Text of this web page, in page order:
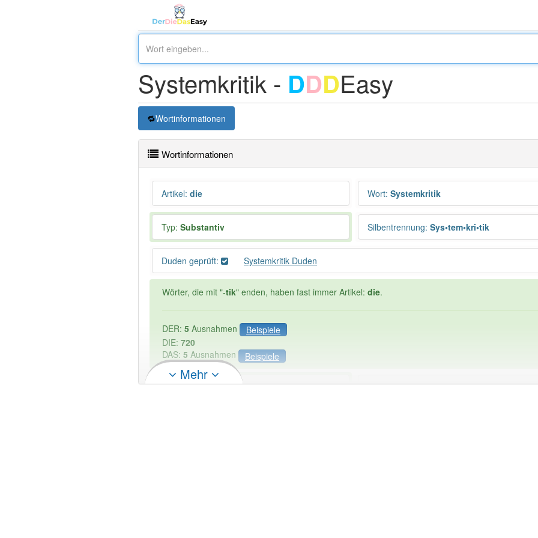
Systemkritik - DDDEasy
Wortinformationen
Wortinformationen
Artikel: die Wort: Systemkritik
Typ: Substantiv Silbentrennung: Sys•tem•kri•tik
Duden geprüft: Systemkritik Duden
Wörter, die mit "-tik" enden, haben fast immer Artikel: die.
DER: 5 Ausnahmen
Beispiele
DIE: 720
DAS: 5 Ausnahmen Beispiele
PowerIndex:9 Häufigkeit: 4 von 10
Mehr